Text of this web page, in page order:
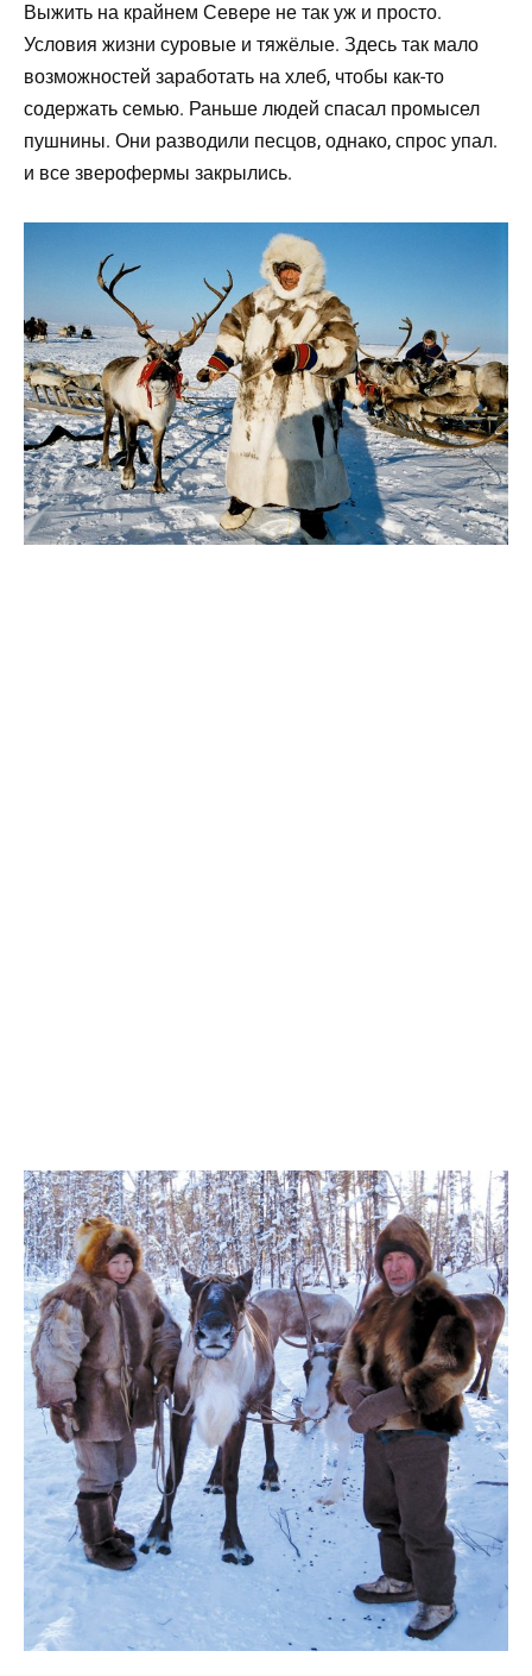
Выжить на крайнем Севере не так уж и просто.
Условия жизни суровые и тяжёлые. Здесь так мало
возможностей заработать на хлеб, чтобы как-то
содержать семью. Раньше людей спасал промысел
пушнины. Они разводили песцов, однако, спрос упал.
и все зверофермы закрылись.